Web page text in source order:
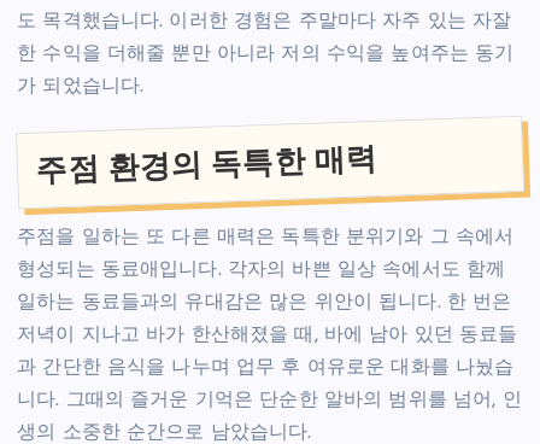
도 목격했습니다. 이러한 경험은 주말마다 자주 있는 자잘
한 수익을 더해줄 뿐만 아니라 저의 수익을 높여주는 동기
가 되었습니다.
주점 환경의 독특한 매력
주점을 일하는 또 다른 매력은 독특한 분위기와 그 속에서
형성되는 동료애입니다. 각자의 바쁜 일상 속에서도 함께
일하는 동료들과의 유대감은 많은 위안이 됩니다. 한 번은
저녁이 지나고 바가 한산해졌을 때, 바에 남아 있던 동료들
과 간단한 음식을 나누며 업무 후 여유로운 대화를 나눴습
니다. 그때의 즐거운 기억은 단순한 알바의 범위를 넘어, 인
생의 소중한 순간으로 남았습니다.